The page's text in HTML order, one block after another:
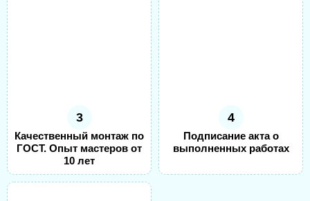
3
Качественный монтаж по
ГОСТ. Опыт мастеров от
10 лет
4
Подписание акта о
выполненных работах